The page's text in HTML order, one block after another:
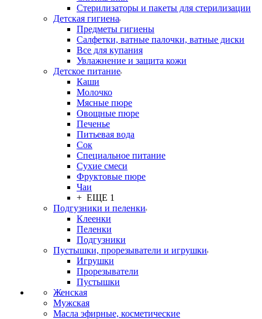
Стерилизаторы и пакеты для стерилизации
Детская гигиена
Предметы гигиены
Салфетки, ватные палочки, ватные диски
Все для купания
Увлажнение и защита кожи
Детское питание
Каши
Молочко
Мясные пюре
Овощные пюре
Печенье
Питьевая вода
Сок
Специальное питание
Сухие смеси
Фруктовые пюре
Чаи
+ ЕЩЕ 1
Подгузники и пеленки
Клеенки
Пеленки
Подгузники
Пустышки, прорезыватели и игрушки
Игрушки
Прорезыватели
Пустышки
Женская
Мужская
Масла эфирные, косметические